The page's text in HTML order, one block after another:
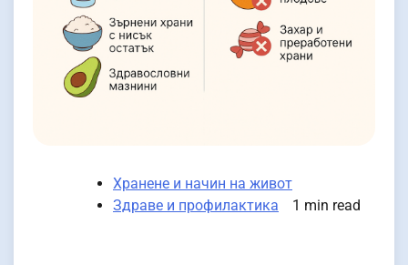
Хранене и начин на живот
Здраве и профилактика
1 min read